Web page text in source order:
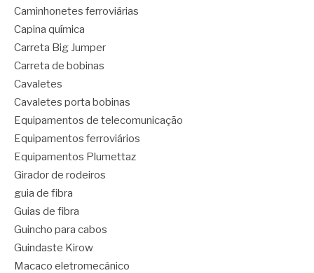
Caminhonetes ferroviárias
Capina química
Carreta Big Jumper
Carreta de bobinas
Cavaletes
Cavaletes porta bobinas
Equipamentos de telecomunicação
Equipamentos ferroviários
Equipamentos Plumettaz
Girador de rodeiros
guia de fibra
Guias de fibra
Guincho para cabos
Guindaste Kirow
Macaco eletromecânico